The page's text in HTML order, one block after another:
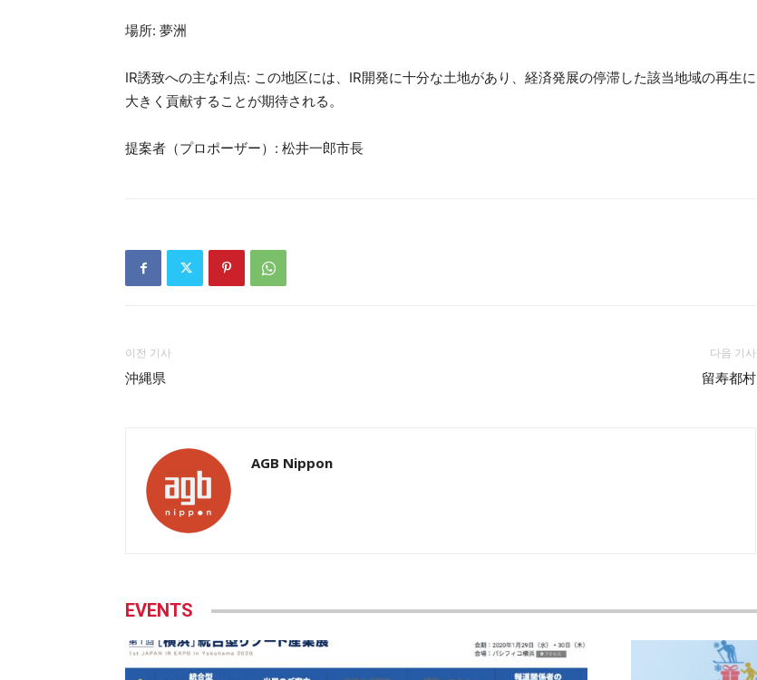
場所: 夢洲
IR誘致への主な利点: この地区には、IR開発に十分な土地があり、経済発展の停滞した該当地域の再生に
大きく貢献することが期待される。
提案者（プロポーザー）: 松井一郎市長
이전 기사
沖縄県
다음 기사
留寿都村
AGB Nippon
EVENTS